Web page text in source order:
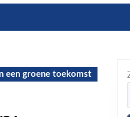
een groene toekomst